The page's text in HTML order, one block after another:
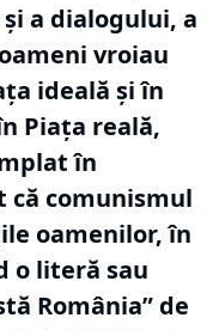
a dialogului, a
vroiau
ideală și în
Piața reală,
în
că comunismul
oamenilor, în
o literă sau
România” de